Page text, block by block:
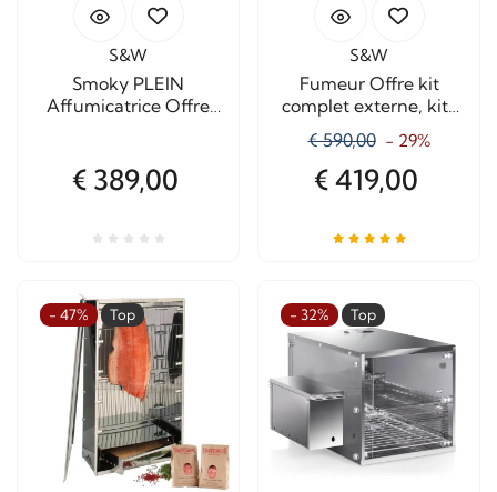
S&W
Smoky PLEIN
Affumicatrice Offre
€ 389,00
S&W
Fumeur Offre kit
complet externe, kits
de démarrage et 6
Kg.Cippato
€ 590,00 - 29%
€ 419,00
- 47% Top - 32% Top